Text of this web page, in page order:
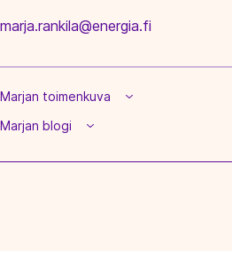
marja.rankila@energia.fi
Marjan toimenkuva
Marjan blogi